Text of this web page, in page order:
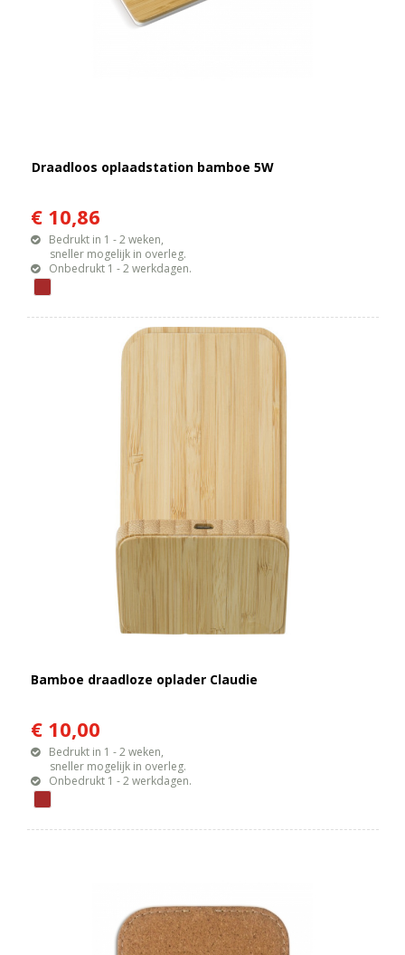
Draadloos oplaadstation bamboe 5W
€ 10,86
Bedrukt in 1 - 2 weken,
sneller mogelijk in overleg.
Onbedrukt 1 - 2 werkdagen.
Bamboe draadloze oplader Claudie
€ 10,00
Bedrukt in 1 - 2 weken,
sneller mogelijk in overleg.
Onbedrukt 1 - 2 werkdagen.